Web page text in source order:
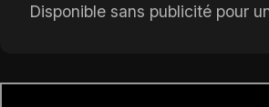
Disponible sans publicité pour